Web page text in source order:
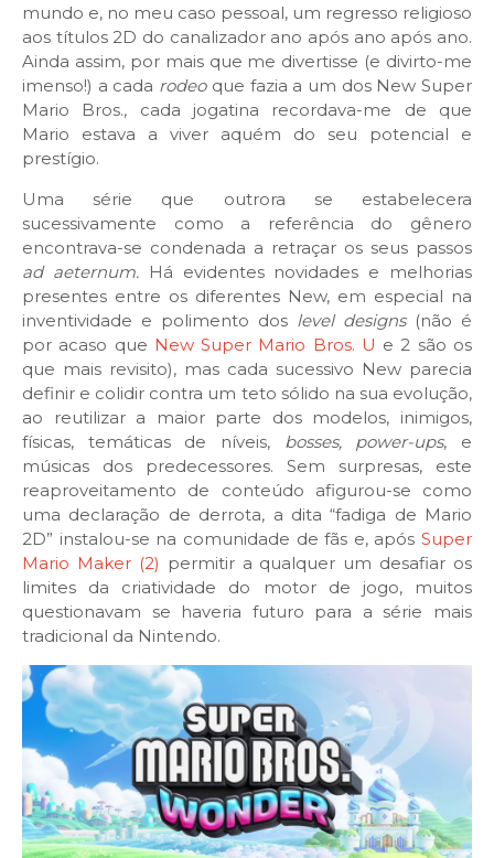
mundo e, no meu caso pessoal, um regresso religioso
aos títulos 2D do canalizador ano após ano após ano.
Ainda assim, por mais que me divertisse (e divirto-me
imenso!) a cada rodeo que fazia a um dos New Super
Mario Bros., cada jogatina recordava-me de que
Mario estava a viver aquém do seu potencial e
prestígio.
Uma série que outrora se estabelecera
sucessivamente como a referência do gênero
encontrava-se condenada a retraçar os seus passos
ad aeternum. Há evidentes novidades e melhorias
presentes entre os diferentes New, em especial na
inventividade e polimento dos level designs(não é
por acaso que New Super Mario Bros. U e 2 são os
que mais revisito), mas cada sucessivo New parecia
definir e colidir contra um teto sólido na sua evolução,
ao reutilizar a maior parte dos modelos, inimigos,
físicas, temáticas de níveis, bosses, power-ups, e
músicas dos predecessores. Sem surpresas, este
reaproveitamento de conteúdo afigurou-se como
uma declaração de derrota, a dita “fadiga de Mario
2D” instalou-se na comunidade de fãs e, após Super
Mario Maker (2) permitir a qualquer um desafiar os
limites da criatividade do motor de jogo, muitos
questionavam se haveria futuro para a série mais
tradicional da Nintendo.